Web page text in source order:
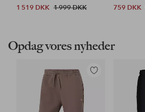
1 519 DKK 1 999 DKK
759 DKK
Opdag vores nyheder
Tilføj